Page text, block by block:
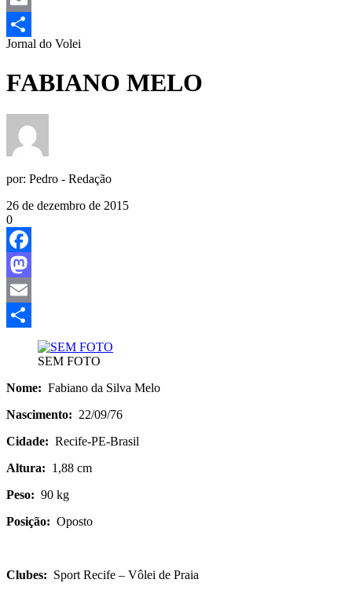
Email
Share
Jornal do Volei
FABIANO MELO
por: Pedro - Redação
26 de dezembro de 2015
0
Facebook
Mastodon
Email
SEM FOTO
Nome: Fabiano da Silva Melo
Nascimento: 22/09/76
Cidade: Recife-PE-Brasil
Altura: 1,88 cm
Peso: 90 kg
Posição: Oposto
Clubes: Sport Recife – Vôlei de Praia